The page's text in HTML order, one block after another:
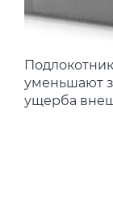
уменьшают
ущерба